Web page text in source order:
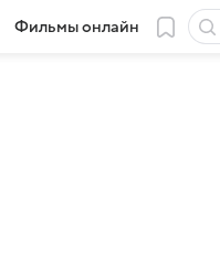
Фильмы онлайн